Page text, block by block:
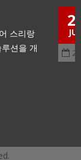
스리랑
션을 개